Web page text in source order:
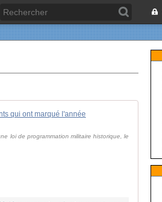
qui ont marqué l'année
loi de programmation militaire historique, le